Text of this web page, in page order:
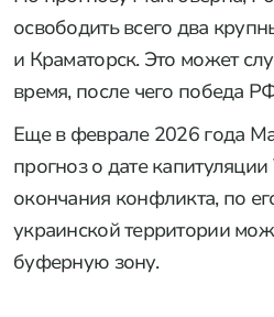
освободить всего два
и Краматорск. Это может
время, после чего победа
Еще в феврале 2026 года
прогноз о дате
окончания конфликта, по
украинской территории
буферную зону.